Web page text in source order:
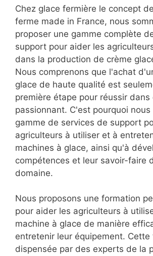
Chez glace fermière le concept
ferme made in France, nous
proposer une gamme complète
support pour aider les
dans la production de crème
Nous comprenons que l'achat
glace de haute qualité est
première étape pour réussir dans
passionnant. C'est pourquoi
gamme de services de support
agriculteurs à utiliser et à
machines à glace, ainsi qu'à
compétences et leur savoir-faire
domaine.
Nous proposons une formation
pour aider les agriculteurs à
machine à glace de manière
entretenir leur équipement.
dispensée par des experts de la